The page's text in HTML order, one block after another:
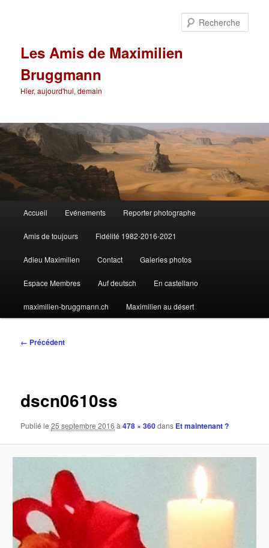
Les Amis de Maximilien
Bruggmann
Hier, aujourd'hui, demain
principal
Accueil Evénements Reporter photographe
Amis de toujours Fidélité 1982-2016-2021
Adieu Maximilien Contact Galeries photos
Espace Membres Auf deutsch En castellano
maximilien-bruggmann.ch Maximilien au désert
Navigation
← Précédent
dscn0610ss
Publié le25 septembre 2016 à478 × 360dans Et maintenant ?